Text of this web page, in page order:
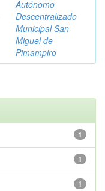
Autónomo
Descentralizado
Municipal San
Miguel de
Pimampiro
1
1
1